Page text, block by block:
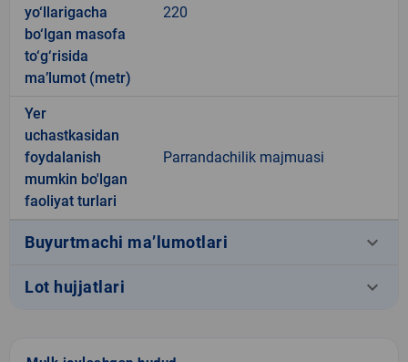
yo‘llarigacha
bo‘lgan masofa
to‘g‘risida
ma’lumot (metr)
220
Yer
uchastkasidan
foydalanish
mumkin bo'lgan
faoliyat turlari
Parrandachilik majmuasi
Buyurtmachi ma’lumotlari keyboard_arrow_down
Lot hujjatlari keyboard_arrow_down